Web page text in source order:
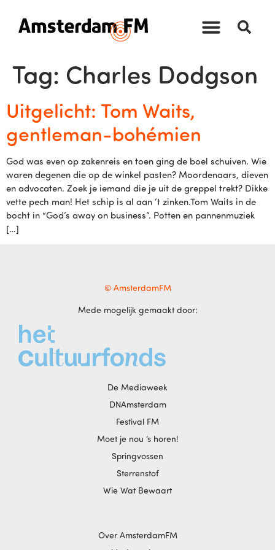
Tag: Charles Dodgson
Uitgelicht: Tom Waits,
gentleman-bohémien
God was even op zakenreis en toen ging de boel schuiven. Wie
waren degenen die op de winkel pasten? Moordenaars, dieven
en advocaten. Zoek je iemand die je uit de greppel trekt? Dikke
vette pech man! Het schip is al aan ‘t zinken.Tom Waits in de
bocht in “God’s away on business”. Potten en pannenmuziek
[…]
© AmsterdamFM
Mede mogelijk gemaakt door:
De Mediaweek
DNAmsterdam
Festival FM
Moet je nou ‘s horen!
Springvossen
Sterrenstof
Wie Wat Bewaart
Over AmsterdamFM